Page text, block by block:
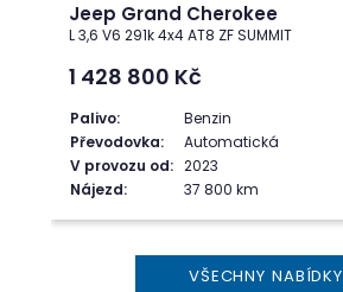
Jeep Grand Cherokee
L 3,6 V6 291k 4x4 AT8 ZF SUMMIT
1 428 800 Kč
Palivo:
Benzin
Převodovka:
Automatická
V provozu od: 2023
Nájezd:
37 800 km
VŠECHNY NABÍDKY